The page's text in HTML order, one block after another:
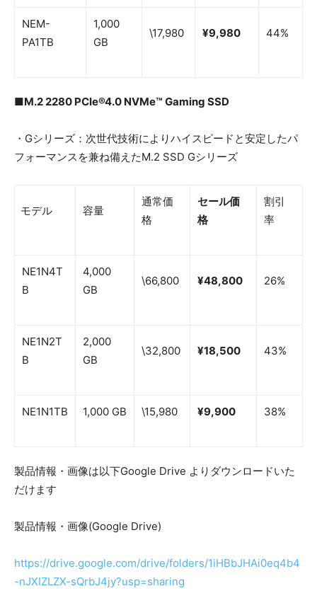
NEM-
PA1TB
1,000
GB
\17,980 ¥9,980 44%
■M.2 2280 PCIe®4.0 NVMe™ Gaming SSD
・Gシリーズ：次世代技術によりハイスピードと安定したパ
フォーマンスを兼ね備えたM.2 SSD Gシリーズ
モデル 容量
通常価
格
セール価
格
割引
率
NE1N4T
B
4,000
GB
\66,800 ¥48,800 26%
NE1N2T
B
2,000
GB
\32,800 ¥18,500 43%
NE1N1TB 1,000 GB \15,980 ¥9,900 38%
製品情報・画像は以下Google Drive よりダウンロードいた
だけます
製品情報・画像(Google Drive)
https://drive.google.com/drive/folders/1iHBbJHAi0eq4b4
-nJXIZLZX-sQrbJ4jy?usp=sharing